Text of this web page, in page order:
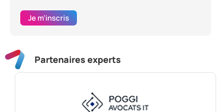
Je m’inscris
Partenaires experts